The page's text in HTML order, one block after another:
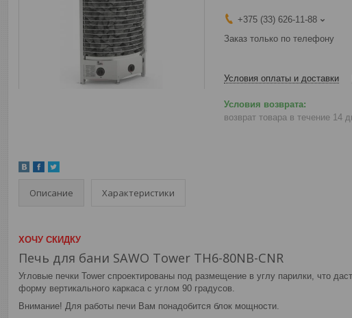
+375 (33) 626-11-88
Заказ только по телефону
Условия оплаты и доставки
возврат товара в течение 14
Описание Характеристики
ХОЧУ СКИДКУ
Печь для бани SAWO Tower TH6-80NB-CNR
Угловые печки Tower спроектированы под размещение в углу парилки, что
форму вертикального каркаса c углом 90 градусов.
Внимание! Для работы печи Вам понадобится блок мощности.